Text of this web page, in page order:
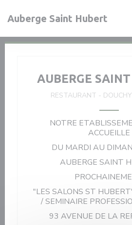
Auberge Saint Hubert
AUBERGE
RESTAURANT -
NOTRE
ACCUEILLE
DU MARDI AU
AUBERGE SAINT
"LES SALONS ST
/ SEMINAIRE
93 AVENUE DE LA